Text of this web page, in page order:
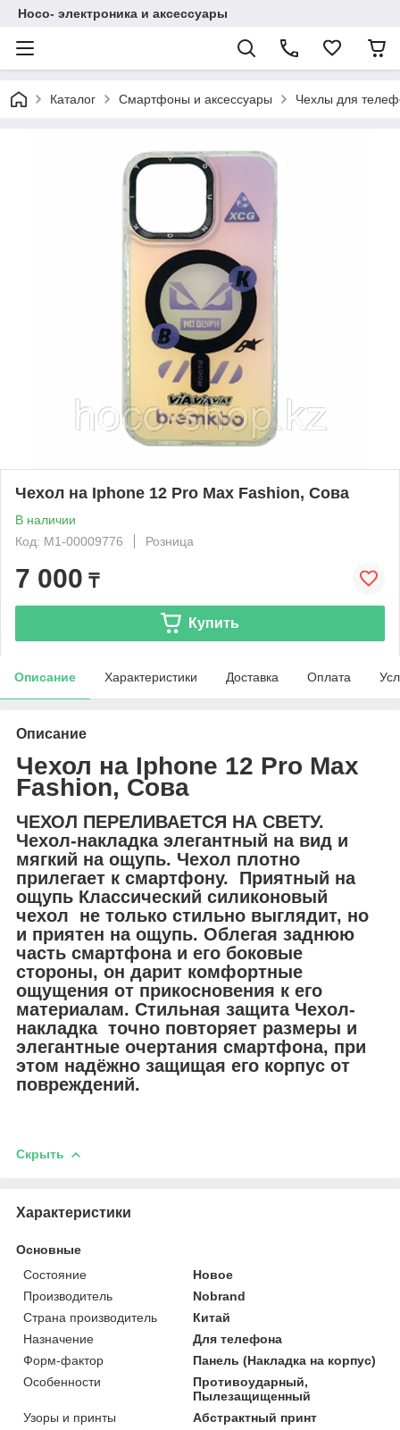
Hoco- электроника и аксессуары
Каталог Смартфоны и аксессуары Чехлы для
Чехол на Iphone 12 Pro Max Fashion, Сова
В наличии
Код: М1-00009776
Розница
7 000 ₸
Купить
Описание Характеристики Доставка Оплата
Описание
Чехол на Iphone 12 Pro Max
Fashion, Сова
ЧЕХОЛ ПЕРЕЛИВАЕТСЯ НА СВЕТУ.
Чехол-накладка элегантный на вид и
мягкий на ощупь. Чехол плотно
прилегает к смартфону. Приятный на
ощупь Классический силиконовый
чехол не только стильно выглядит, но
и приятен на ощупь. Облегая заднюю
часть смартфона и его боковые
стороны, он дарит комфортные
ощущения от прикосновения к его
материалам. Стильная защита Чехол-
накладка точно повторяет размеры и
элегантные очертания смартфона, при
этом надёжно защищая его корпус от
повреждений.
Скрыть
Характеристики
Основные
Состояние
Новое
Производитель
Nobrand
Страна производитель
Китай
Назначение
Для телефона
Форм-фактор
Панель (Накладка на корпус)
Особенности
Противоударный,
Пылезащищенный
Узоры и принты
Абстрактный принт